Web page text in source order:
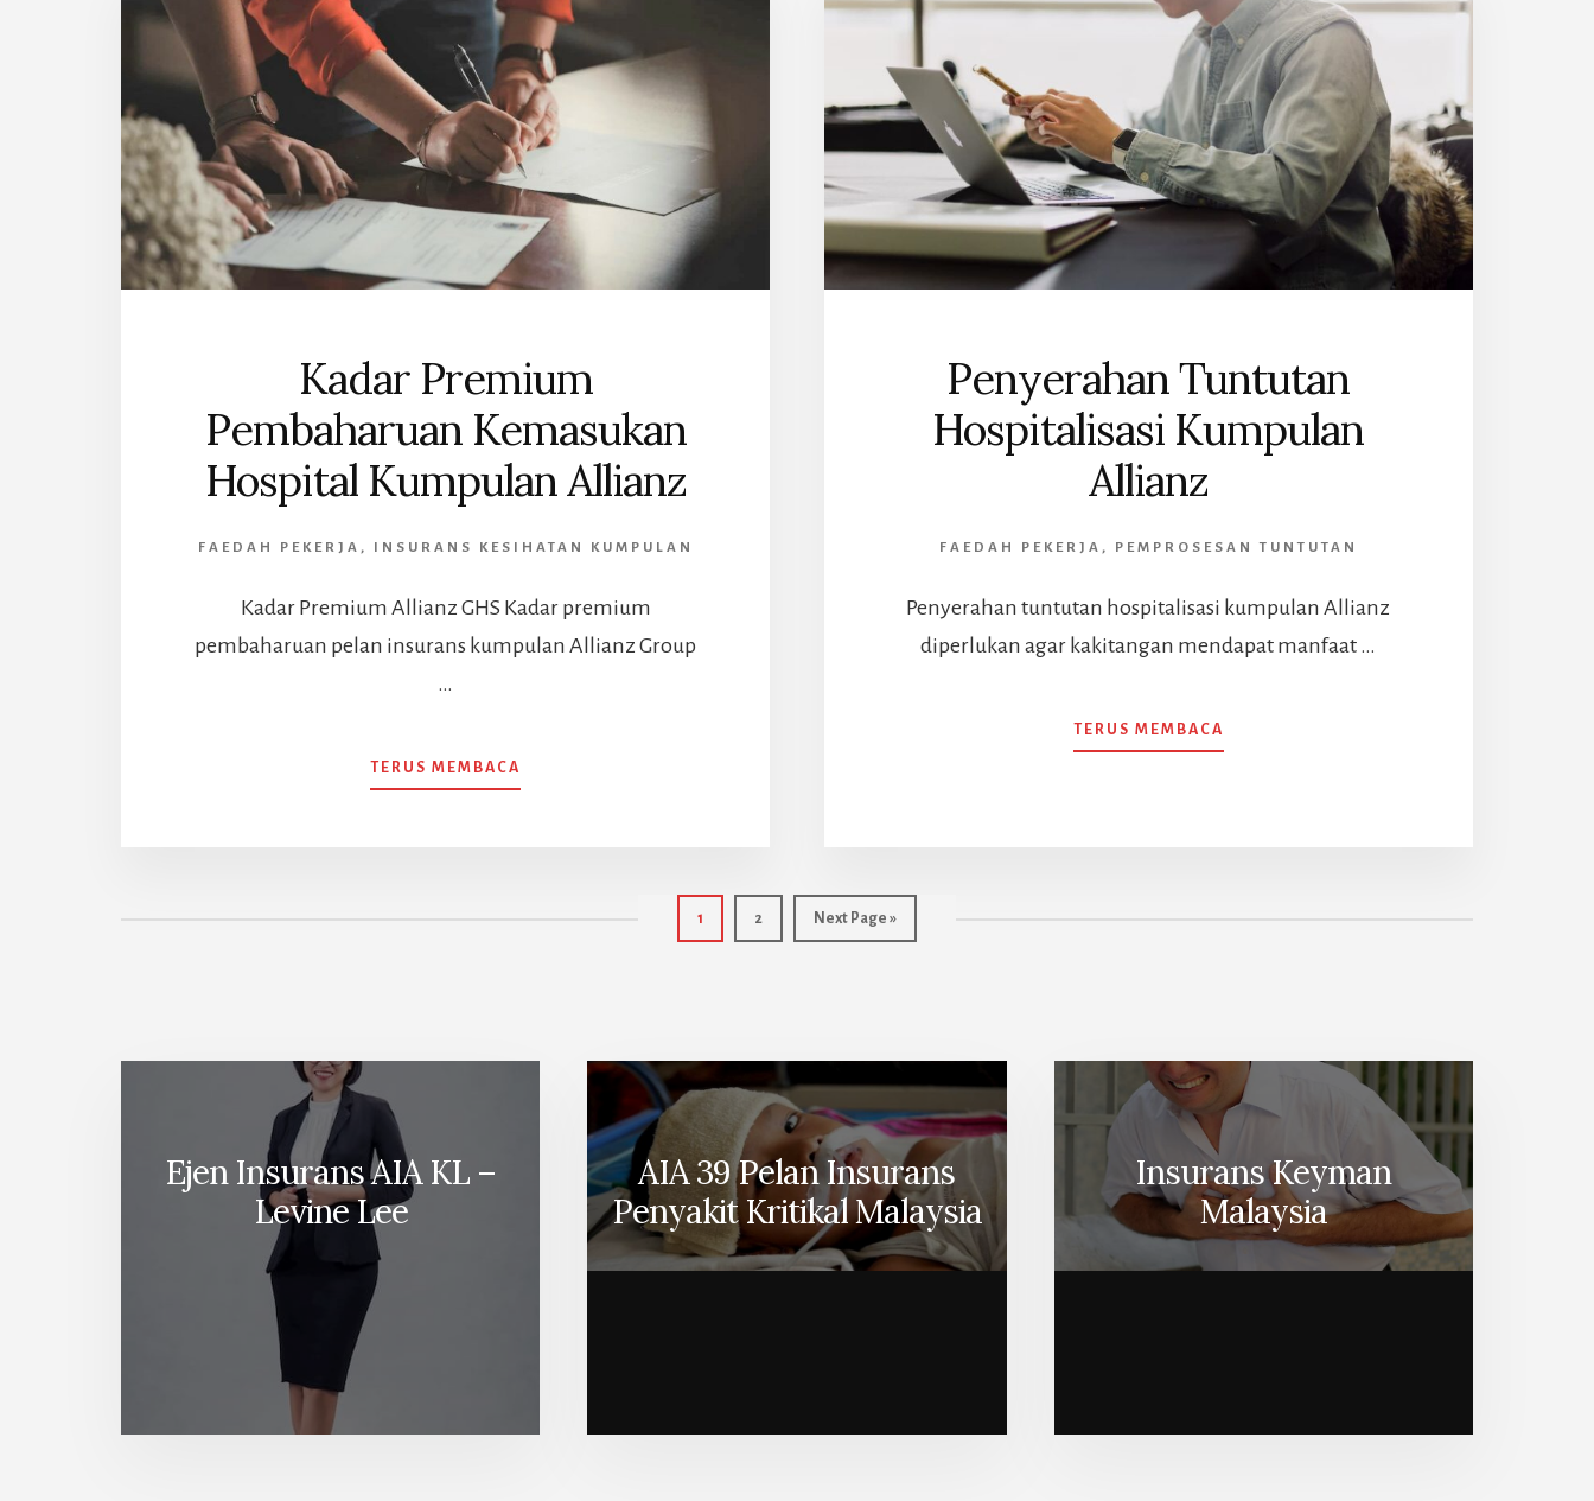
Kadar Premium
Pembaharuan Kemasukan
Hospital Kumpulan Allianz
FAEDAH PEKERJA , INSURANS KESIHATAN KUMPULAN
Kadar Premium Allianz GHS Kadar premium
pembaharuan pelan insurans kumpulan Allianz Group
…
TERUS MEMBACA
KADAR
Penyerahan Tuntutan
Hospitalisasi Kumpulan
Allianz
FAEDAH PEKERJA , PEMPROSESAN TUNTUTAN
Penyerahan tuntutan hospitalisasi kumpulan Allianz
diperlukan agar kakitangan mendapat manfaat …
TERUS MEMBACA
PENYERAHAN
Page
1 Page
2
Go
to
Next Page »
Ejen Insurans AIA KL –
Levine Lee
AIA 39 Pelan Insurans
Penyakit Kritikal Malaysia
Insurans Keyman
Malaysia